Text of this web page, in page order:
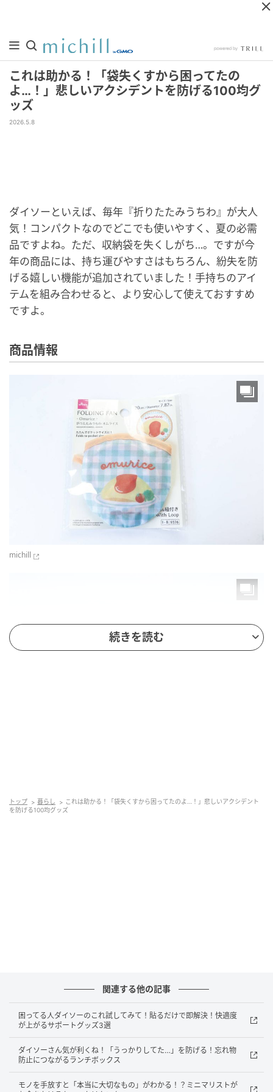
これは助かる！「袋失くすから困ってたの
よ…！」悲しいアクシデントを防げる100均グ
ッズ
2026.5.8
ダイソーといえば、毎年『折りたたみうちわ』が大人
気！コンパクトなのでどこでも使いやすく、夏の必需
品ですよね。ただ、収納袋を失くしがち…。ですが今
年の商品には、持ち運びやすさはもちろん、紛失を防
げる嬉しい機能が追加されていました！手持ちのアイ
テムを組み合わせると、より安心して使えておすすめ
ですよ。
商品情報
michill
価格：￥110（税込）
続きを読む
トップ 暮らし
これは助かる！「袋失くすから困ってたのよ…！」悲しいアクシデント
を防げる100均グッズ
関連する他の記事
困ってる人ダイソーのこれ試してみて！貼るだけで即解決！快適度
が上がるサポートグッズ3選
ダイソーさん気が利くね！「うっかりしてた…」を防げる！忘れ物
防止につながるランチボックス
モノを手放すと「本当に大切なもの」がわかる！？ミニマリストが